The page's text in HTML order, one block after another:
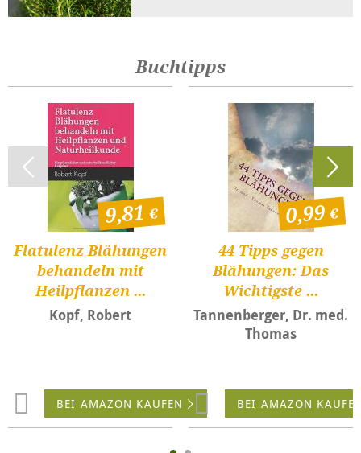
Buchtipps
Flatulenz Blähungen
behandeln mit
Heilpflanzen ...
Kopf, Robert
9,81
BEI AMAZON KAUFEN
44 Tipps gegen
Blähungen: Das
Wichtigste ...
Tannenberger, Dr. med.
Thomas
0,99
BEI AMAZON